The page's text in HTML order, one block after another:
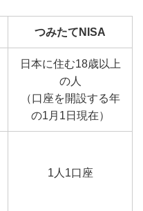
つみたてNISA
日本に住む18歳以上
の人
（口座を開設する年
の1月1日現在）
1人1口座